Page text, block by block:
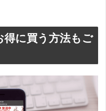
に買う方法もご